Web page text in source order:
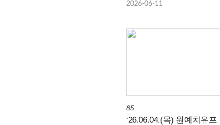
2026-06-11
85
‘26.06.04.(목) 원예치유프